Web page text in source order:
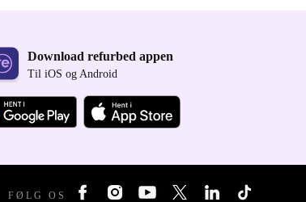
Download refurbed appen
Til iOS og Android
FØLG OS